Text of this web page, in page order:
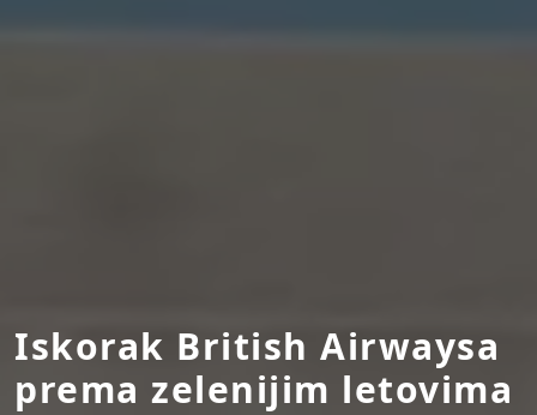
Iskorak British Airwaysa
prema zelenijim letovima